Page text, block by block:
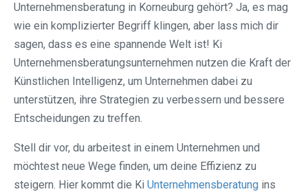
Unternehmensberatung in Korneuburg gehört? Ja, es mag
wie ein komplizierter Begriff klingen, aber lass mich dir
sagen, dass es eine spannende Welt ist! Ki
Unternehmensberatungsunternehmen nutzen die Kraft der
Künstlichen Intelligenz, um Unternehmen dabei zu
unterstützen, ihre Strategien zu verbessern und bessere
Entscheidungen zu treffen.
Stell dir vor, du arbeitest in einem Unternehmen und
möchtest neue Wege finden, um deine Effizienz zu
steigern. Hier kommt die Ki Unternehmensberatung ins